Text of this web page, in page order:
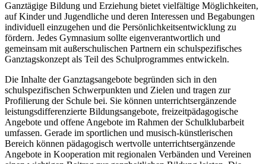
Ganztägige Bildung und Erziehung bietet vielfältige Möglichkeiten,
auf Kinder und Jugendliche und deren Interessen und Begabungen
individuell einzugehen und die Persönlichkeitsentwicklung zu
fördern. Jedes Gymnasium sollte eigenverantwortlich und
gemeinsam mit außerschulischen Partnern ein schulspezifisches
Ganztagskonzept als Teil des Schulprogrammes entwickeln.
Die Inhalte der Ganztagsangebote begründen sich in den
schulspezifischen Schwerpunkten und Zielen und tragen zur
Profilierung der Schule bei. Sie können unterrichtsergänzende
leistungsdifferenzierte Bildungsangebote, freizeitpädagogische
Angebote und offene Angebote im Rahmen der Schulklubarbeit
umfassen. Gerade im sportlichen und musisch-künstlerischen
Bereich können pädagogisch wertvolle unterrichtsergänzende
Angebote in Kooperation mit regionalen Verbänden und Vereinen